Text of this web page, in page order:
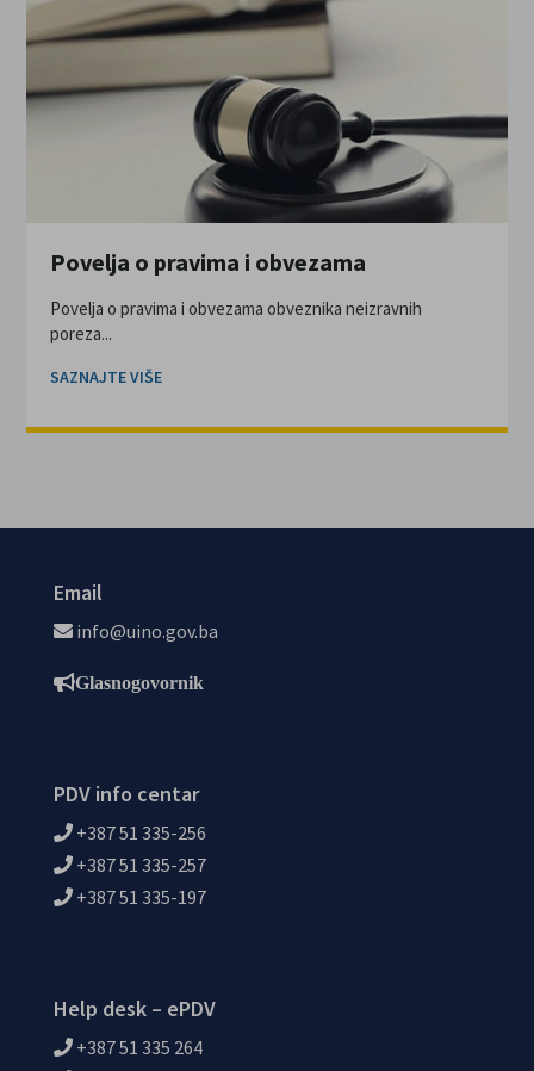
Povelja o pravima i obvezama
Povelja o pravima i obvezama obveznika neizravnih
poreza...
SAZNAJTE VIŠE
Email
info@uino.gov.ba
Glasnogovornik
PDV info centar
+387 51 335-256
+387 51 335-257
+387 51 335-197
Help desk – ePDV
+387 51 335 264